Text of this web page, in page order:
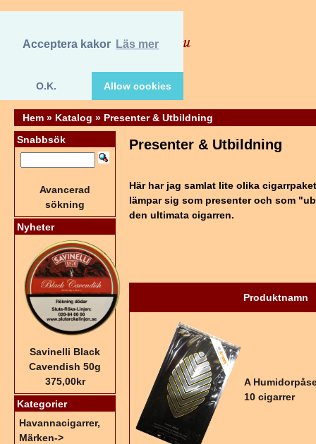
Acceptera kakor Läs mer
O.K. Allow cookies
Hem » Katalog » Presenter & Utbildning
Presenter & Utbildning
Här har jag samlat lite olika
lämpar sig som presenter och som
den ultimata cigarren.
Produktnamn
A
10 cigarrer
Snabbsök
Avancerad
sökning
Nyheter
Savinelli Black
Cavendish 50g
375,00kr
Kategorier
Havannacigarrer,
Märken->